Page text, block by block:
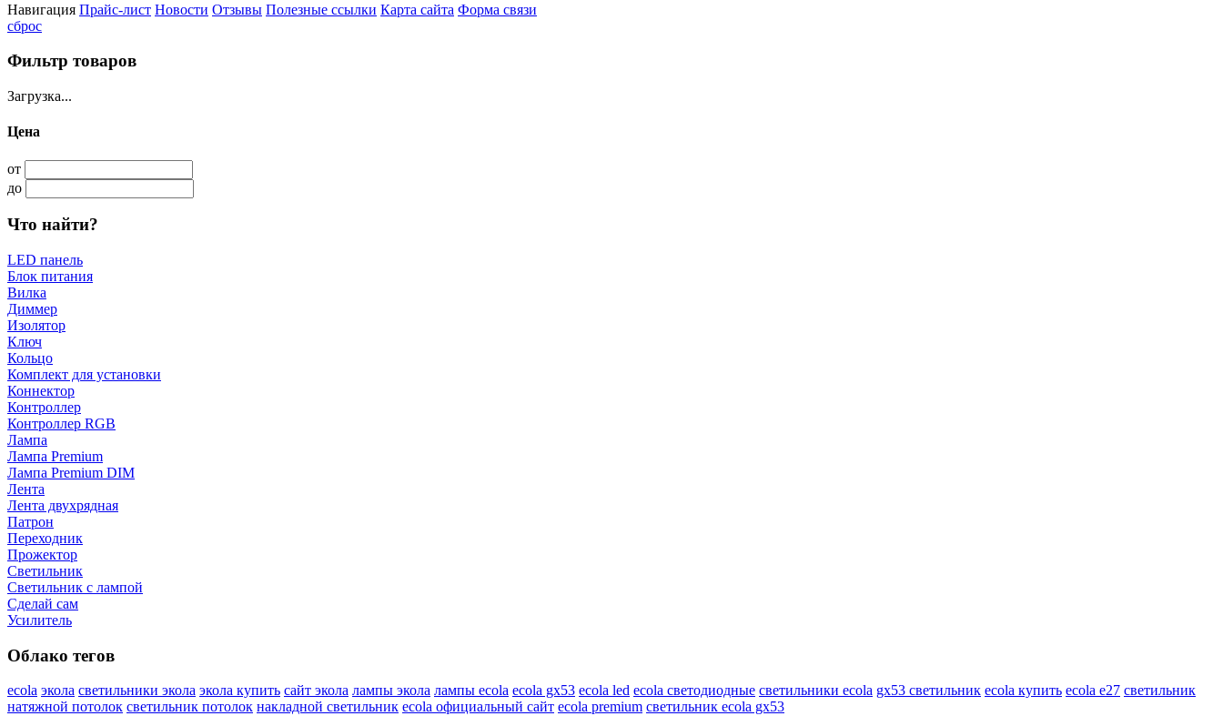
Навигация Прайс-лист Новости Отзывы Полезные ссылки Карта сайта Форма связи
сброс
Фильтр товаров
Загрузка...
Цена
от
до
Что найти?
LED панель
Блок питания
Вилка
Диммер
Изолятор
Ключ
Кольцо
Комплект для установки
Коннектор
Контроллер
Контроллер RGB
Лампа
Лампа Premium
Лампа Premium DIM
Лента
Лента двухрядная
Патрон
Переходник
Прожектор
Светильник
Светильник c лампой
Сделай сам
Усилитель
Облако тегов
ecola экола светильники экола экола купить сайт экола лампы экола лампы ecola ecola gx53 ecola led ecola светодиодные светильники ecola gx53 светильник ecola купить ecola e27 светильник
натяжной потолок светильник потолок накладной светильник ecola официальный сайт ecola premium светильник ecola gx53